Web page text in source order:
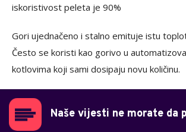
iskoristivost peleta je 90%
Gori ujednačeno i stalno emituje istu
Često se koristi kao gorivo u
kotlovima koji sami dosipaju novu količinu.
Naše vijesti ne morate da